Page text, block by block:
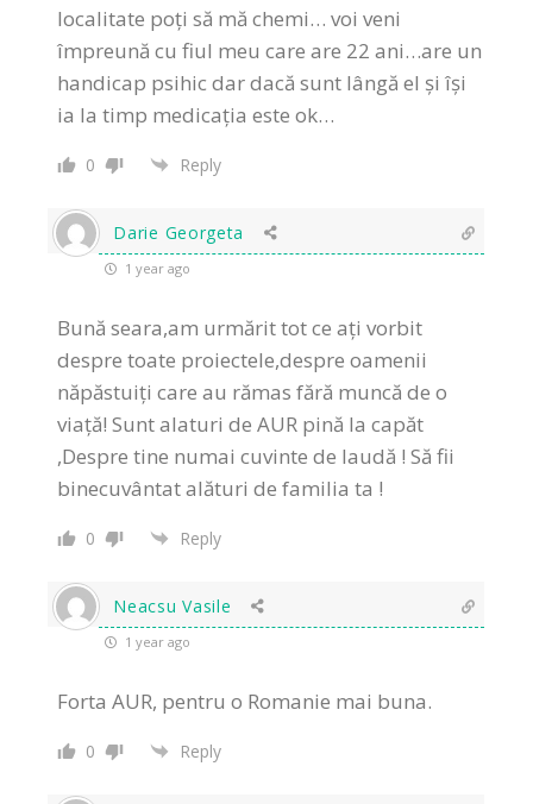
localitate poți să mă chemi… voi veni
împreună cu fiul meu care are 22 ani…are un
handicap psihic dar dacă sunt lângă el și își
ia la timp medicația este ok…
0 Reply
Darie Georgeta
1 year ago
Bună seara,am urmărit tot ce ați vorbit
despre toate proiectele,despre oamenii
năpăstuiți care au rămas fără muncă de o
viață! Sunt alaturi de AUR pină la capăt
,Despre tine numai cuvinte de laudă ! Să fii
binecuvântat alături de familia ta !
0 Reply
Neacsu Vasile
1 year ago
Forta AUR, pentru o Romanie mai buna.
0 Reply